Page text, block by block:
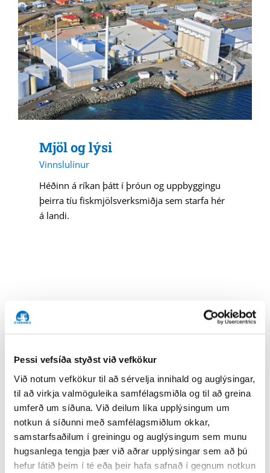
Þessi vefsíða styðst við vefkökur
Við notum vefkökur til að sérvelja innihald og auglýsingar,
til að virkja valmöguleika samfélagsmiðla og til að greina
umferð um síðuna. Við deilum líka upplýsingum um
notkun á síðunni með samfélagsmiðlum okkar,
samstarfsaðilum í greiningu og auglýsingum sem munu
hugsanlega tengja þær við aðrar upplýsingar sem að þú
hefur látið þeim í té eða þeir hafa safnað í gegnum notkun
Mjöl og lýsi
Vinnslulínur
Héðinn á ríkan þátt í þróun og uppbyggingu
þeirra tíu fiskmjölsverksmiðja sem starfa hér
á landi.
HÉÐINN
Gjáhella 4
+354 569 2100